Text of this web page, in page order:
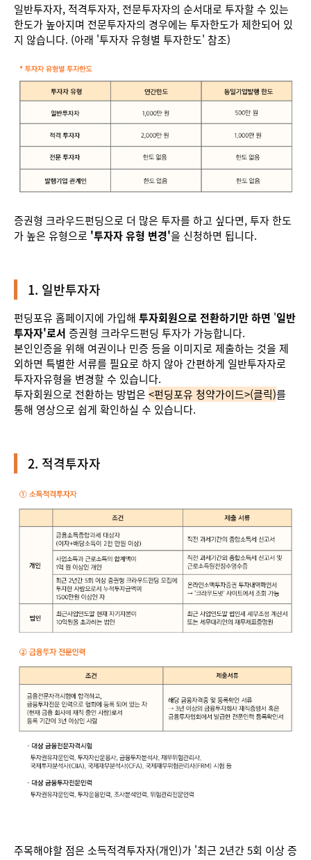
일반투자자, 적격투자자, 전문투자자의 순서대로 투자할 수 있는
한도가 높아지며 전문투자자의 경우에는 투자한도가 제한되어 있
지 않습니다. (아래 '투자자 유형별 투자한도' 참조)
증권형 크라우드펀딩으로 더 많은 투자를 하고 싶다면, 투자 한도
가 높은 유형으로 '투자자 유형 변경'을 신청하면 됩니다.
1. 일반투자자
펀딩포유 홈페이지에 가입해 투자회원으로 전환하기만 하면 '일반
투자자'로서 증권형 크라우드펀딩 투자가 가능합니다.
본인인증을 위해 여권이나 민증 등을 이미지로 제출하는 것을 제
외하면 특별한 서류를 필요로 하지 않아 간편하게 일반투자자로
투자자유형을 변경할 수 있습니다.
투자회원으로 전환하는 방법은 <펀딩포유 청약가이드>(클릭)를
통해 영상으로 쉽게 확인하실 수 있습니다.
2. 적격투자자
주목해야할 점은 소득적격투자자(개인)가 '최근 2년간 5회 이상 증